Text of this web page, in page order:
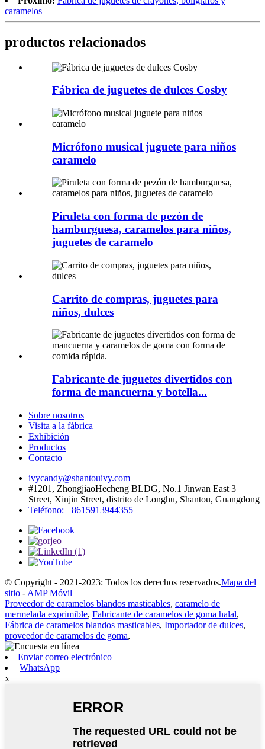
caramelos
productos relacionados
Fábrica de juguetes de dulces Cosby
Micrófono musical juguete para niños
caramelo
Piruleta con forma de pezón de
hamburguesa, caramelos para niños,
juguetes de caramelo
Carrito de compras, juguetes para
niños, dulces
Fabricante de juguetes divertidos con
forma de mancuerna y botella...
Sobre nosotros
Visita a la fábrica
Exhibición
Productos
Contacto
ivycandy@shantouivy.com
#1201, ZhongjiaoHecheng BLDG, No.1 Jinwan East 3
Street, Xinjin Street, distrito de Longhu, Shantou, Guangdong
Teléfono: +8615913944355
© Copyright - 2021-2023: Todos los derechos reservados.Mapa del
sitio - AMP Móvil
Proveedor de caramelos blandos masticables, caramelo de
mermelada exprimible, Fabricante de caramelos de goma halal,
Fábrica de caramelos blandos masticables, Importador de dulces,
proveedor de caramelos de goma,
Enviar correo electrónico
WhatsApp
x